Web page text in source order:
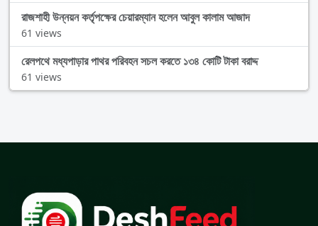
রাজশাহী উন্নয়ন কর্তৃপক্ষের চেয়ারম্যান হলেন আবুল কালাম আজাদ
61 views
রেলপথে মধ্যপাড়ার পাথর পরিবহন সচল করতে ১৩৪ কোটি টাকা বরাদ্দ
61 views